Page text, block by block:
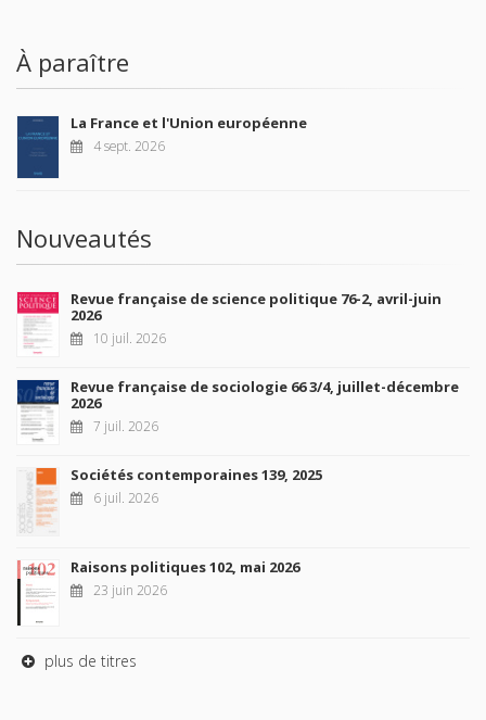
À paraître
La France et l'Union européenne
4 sept. 2026
Nouveautés
Revue française de science politique 76-2, avril-juin
2026
10 juil. 2026
Revue française de sociologie 66 3/4, juillet-décembre
2026
7 juil. 2026
Sociétés contemporaines 139, 2025
6 juil. 2026
Raisons politiques 102, mai 2026
23 juin 2026
plus de titres